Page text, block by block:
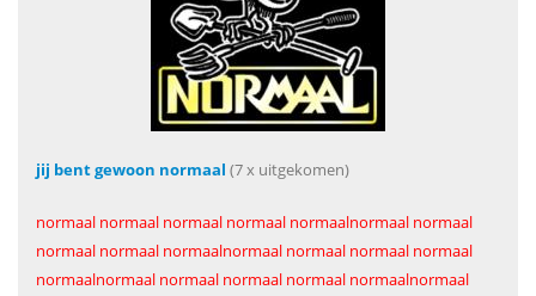
jij bent gewoon normaal (7 x uitgekomen)
normaal normaal normaal normaal normaalnormaal normaal
normaal normaal normaalnormaal normaal normaal normaal
normaalnormaal normaal normaal normaal normaalnormaal